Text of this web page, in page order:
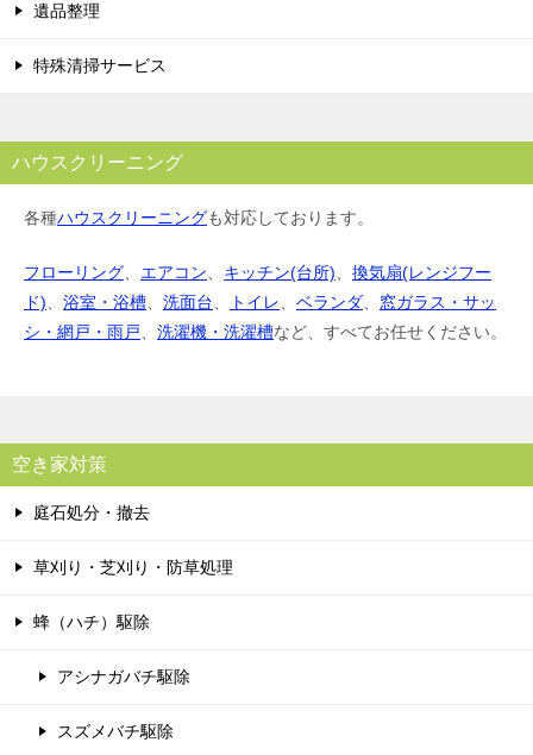
遺品整理
特殊清掃サービス
ハウスクリーニング
各種ハウスクリーニングも対応しております。
フローリング、 エアコン、 キッチン(台所)、 換気扇(レンジフー
ド)、 浴室・浴槽、 洗面台、 トイレ、 ベランダ、 窓ガラス・サッ
シ・網戸・雨戸、 洗濯機・洗濯槽など、すべてお任せください。
空き家対策
庭石処分・撤去
草刈り・芝刈り・防草処理
蜂（ハチ）駆除
アシナガバチ駆除
スズメバチ駆除